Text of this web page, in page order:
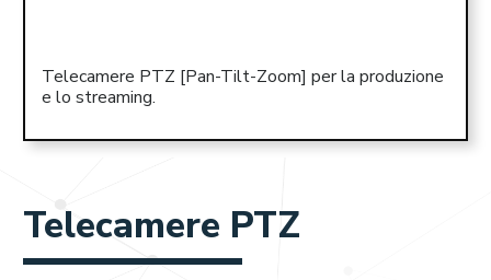
Telecamere PTZ [Pan-Tilt-Zoom] per la produzione
e lo streaming.
Telecamere PTZ